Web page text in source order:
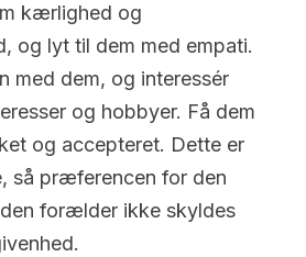
kærlighed og
og lyt til dem med empati.
med dem, og interessér
og hobbyer. Få dem
og accepteret. Dette er
så præferencen for den
forælder ikke skyldes